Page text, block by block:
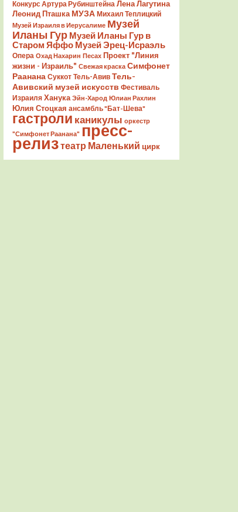
Конкурс Артура Рубинштейна Лена Лагутина
Леонид Пташка МУЗА Михаил Теплицкий
Музей Израиля в Иерусалиме Музей
Иланы Гур Музей Иланы Гур в
Старом Яффо Музей Эрец-Исраэль
Опера Охад Нахарин Песах Проект "Линия
жизни - Израиль" Свежая краска Симфонет
Раанана Суккот Тель-Авив Тель-
Авивский музей искусств Фестиваль
Израиля Ханука Эйн-Харод Юлиан Рахлин
Юлия Стоцкая ансамбль "Бат-Шева"
гастроли каникулы оркестр
"Симфонет Раанана" пресс-
релизтеатр Маленький цирк